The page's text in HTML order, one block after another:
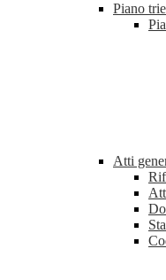
Piano
Atti